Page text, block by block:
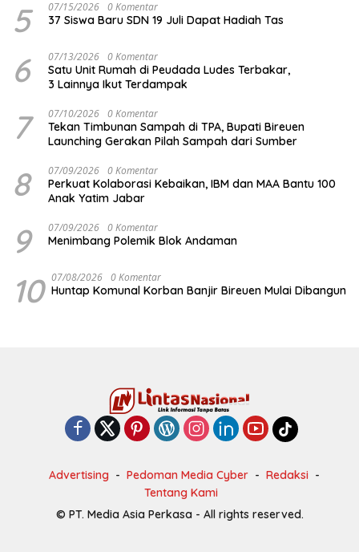
5 07/15/2026 0 Komentar
37 Siswa Baru SDN 19 Juli Dapat Hadiah Tas
6 07/13/2026 0 Komentar
Satu Unit Rumah di Peudada Ludes Terbakar,
3 Lainnya Ikut Terdampak
7 07/10/2026 0 Komentar
Tekan Timbunan Sampah di TPA, Bupati Bireuen
Launching Gerakan Pilah Sampah dari Sumber
8 07/09/2026 0 Komentar
Perkuat Kolaborasi Kebaikan, IBM dan MAA Bantu 100
Anak Yatim Jabar
9 07/09/2026 0 Komentar
Menimbang Polemik Blok Andaman
10 07/08/2026 0 Komentar
Huntap Komunal Korban Banjir Bireuen Mulai Dibangun
Advertising Pedoman Media Cyber
Redaksi
Tentang Kami
© PT. Media Asia Perkasa - All rights reserved.